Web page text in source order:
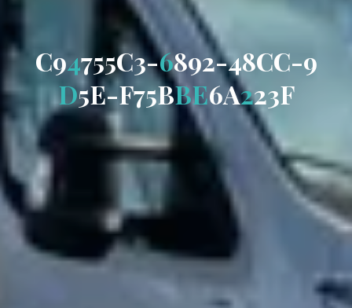
C94755C3-6892-48CC-9
D5E-F75BBE6A223F